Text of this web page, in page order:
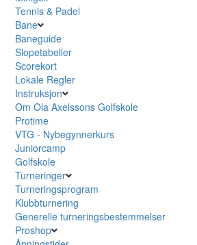
Tennis & Padel
Bane
Baneguide
Slopetabeller
Scorekort
Lokale Regler
Instruksjon
Om Ola Axelssons Golfskole
Protime
VTG - Nybegynnerkurs
Juniorcamp
Golfskole
Turneringer
Turneringsprogram
Klubbturnering
Generelle turneringsbestemmelser
Proshop